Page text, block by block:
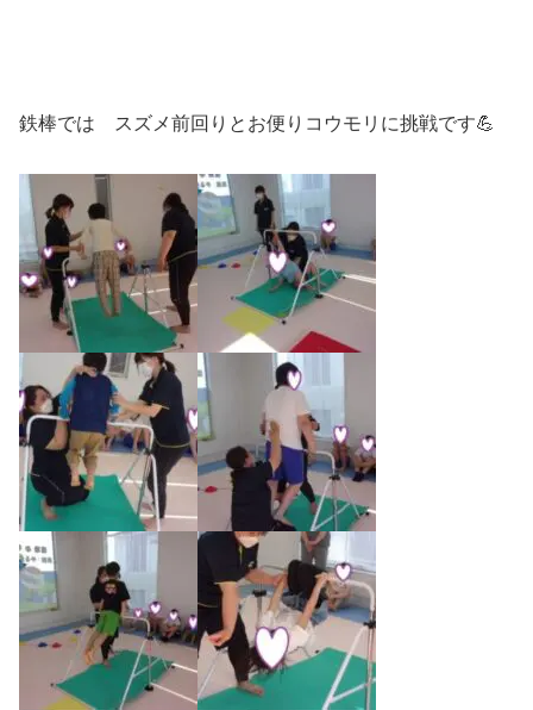
鉄棒では スズメ前回りとお便りコウモリに挑戦です💪